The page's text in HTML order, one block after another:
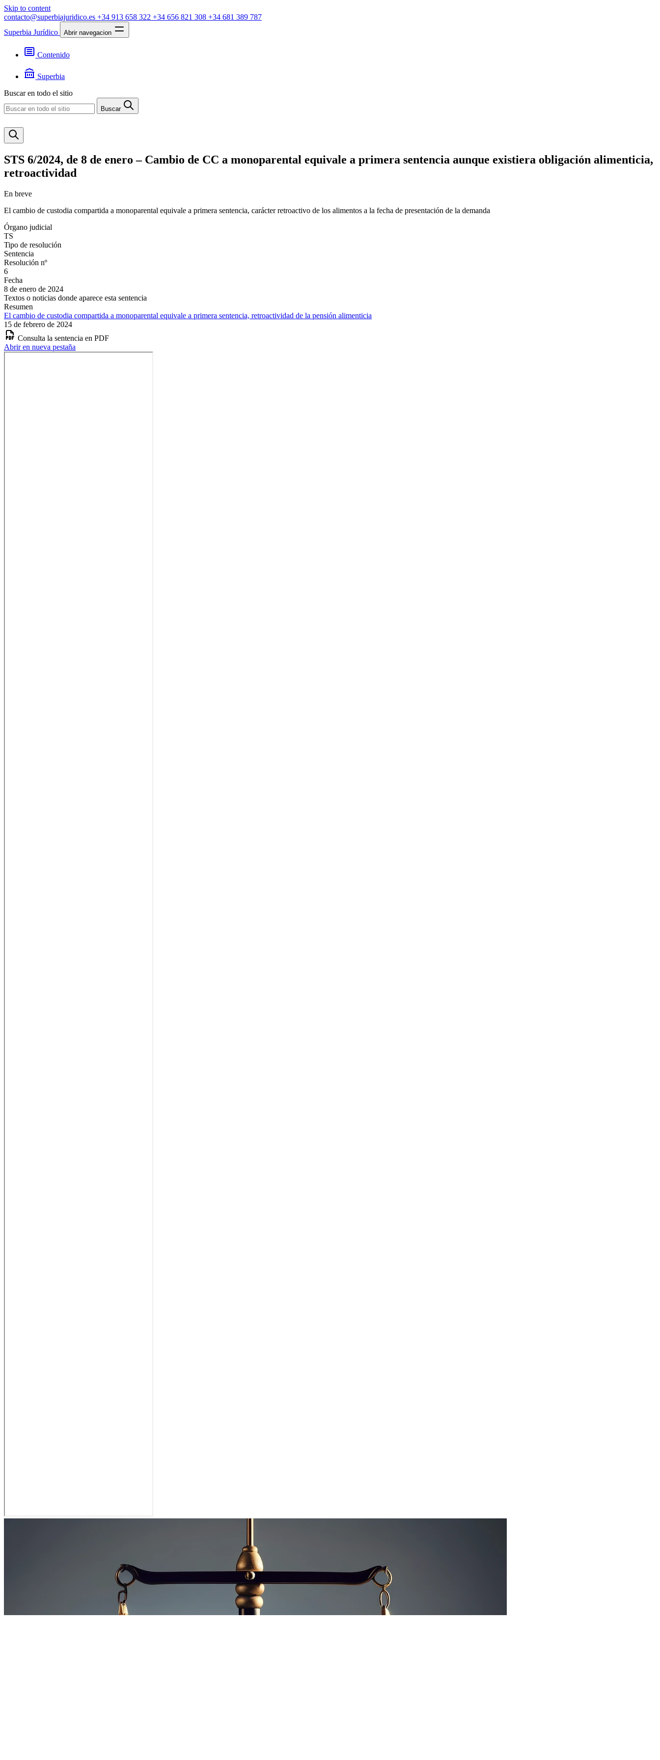
Skip to content
contacto@superbiajuridico.es +34 913 658 322 +34 656 821 308 +34 681 389 787
Superbia Jurídico
Abrir navegacion
Contenido
Jurisprudencia
Noticias
Superbia
Contacto
Buscar en todo el sitio
Buscar
STS 6/2024, de 8 de enero – Cambio de CC a monoparental equivale a primera sentencia aunque existiera obligación alimenticia,
retroactividad
En breve
El cambio de custodia compartida a monoparental equivale a primera sentencia, carácter retroactivo de los alimentos a la fecha de presentación de la demanda
Órgano judicial
TS
Tipo de resolución
Sentencia
Resolución nº
6
Fecha
8 de enero de 2024
Textos o noticias donde aparece esta sentencia
Resumen
El cambio de custodia compartida a monoparental equivale a primera sentencia, retroactividad de la pensión alimenticia
15 de febrero de 2024
Consulta la sentencia en PDF
Abrir en nueva pestaña